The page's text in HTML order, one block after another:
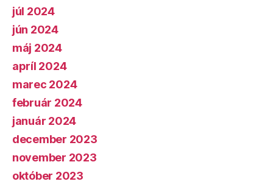
júl 2024
jún 2024
máj 2024
apríl 2024
marec 2024
február 2024
január 2024
december 2023
november 2023
október 2023